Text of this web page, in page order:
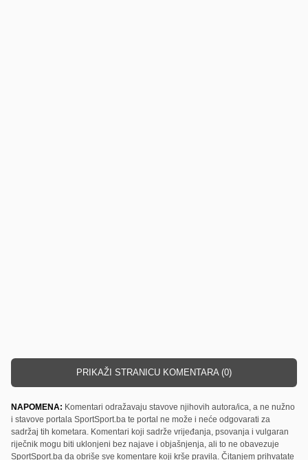
PRIKAŽI STRANICU KOMENTARA (0)
NAPOMENA: Komentari odražavaju stavove njihovih autora/ica, a ne nužno
i stavove portala SportSport.ba te portal ne može i neće odgovarati za
sadržaj tih kometara. Komentari koji sadrže vrijeđanja, psovanja i vulgaran
riječnik mogu biti uklonjeni bez najave i objašnjenja, ali to ne obavezuje
SportSport.ba da obriše sve komentare koji krše pravila. Čitanjem prihvatate